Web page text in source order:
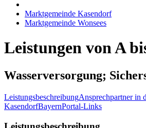
Marktgemeinde Kasendorf
Marktgemeinde Wonsees
Leistungen von A
Wasserversorgung;
LeistungsbeschreibungAnsprechpartner in
KasendorfBayernPortal-Links